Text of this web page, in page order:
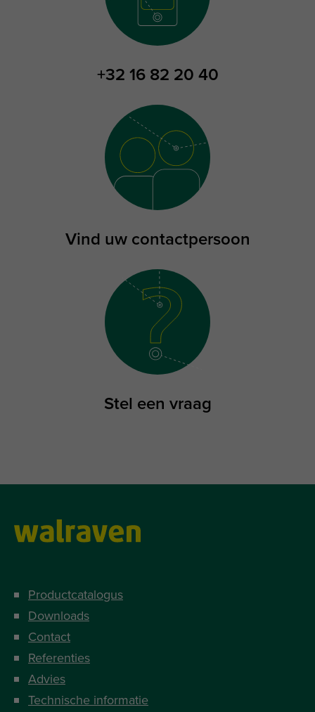
+32 16 82 20 40
Vind uw contactpersoon
Stel een vraag
Productcatalogus
Downloads
Contact
Referenties
Advies
Technische informatie